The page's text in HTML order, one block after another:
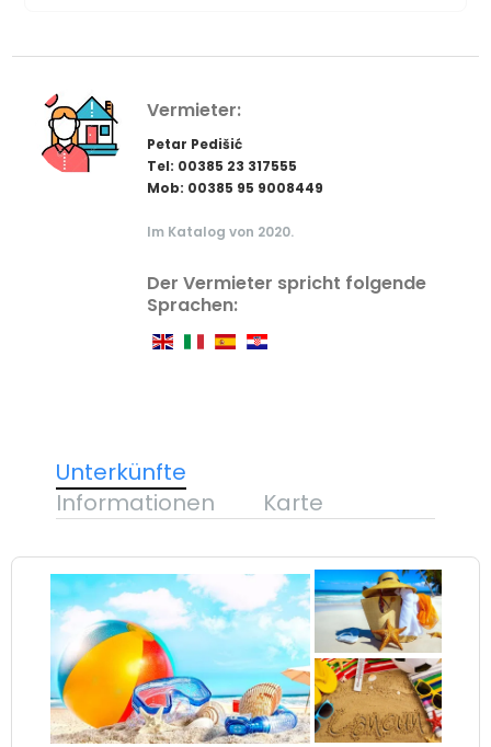
Vermieter:
Petar Pedišić
Tel: 00385 23 317555
Mob: 00385 95 9008449
Im Katalog von 2020.
Der Vermieter spricht folgende
Sprachen:
Unterkünfte
Informationen
Karte